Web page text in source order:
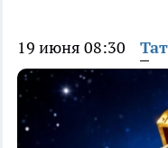
19 июня 08:30